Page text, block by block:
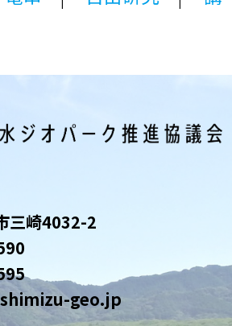
三崎4032-2
geo.jp